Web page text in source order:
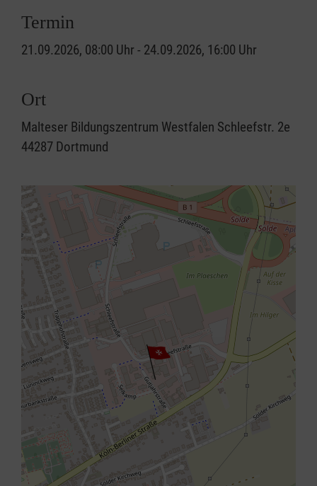
Termin
21.09.2026, 08:00 Uhr - 24.09.2026, 16:00 Uhr
Ort
Malteser Bildungszentrum Westfalen Schleefstr. 2e
44287 Dortmund